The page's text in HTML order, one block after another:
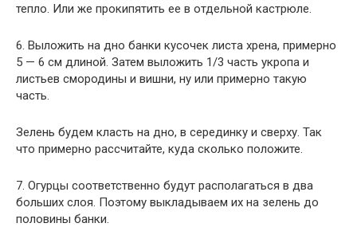
тепло. Или же прокипятить ее в отдельной кастрюле.
6. Выложить на дно банки кусочек листа хрена, примерно
5 — 6 см длиной. Затем выложить 1/3 часть укропа и
листьев смородины и вишни, ну или примерно такую
часть.
Зелень будем класть на дно, в серединку и сверху. Так
что примерно рассчитайте, куда сколько положите.
7. Огурцы соответственно будут располагаться в два
больших слоя. Поэтому выкладываем их на зелень до
половины банки.